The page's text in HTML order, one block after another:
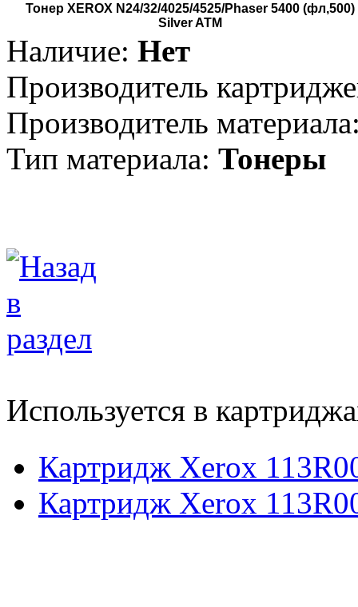
Тонер XEROX N24/32/4025/4525/Phaser 5400 (фл,500)
Silver ATM
Наличие: Нет
Производитель
Производитель
Тип материала: Тонеры
Используется в
Картридж Xerox
Картридж Xerox